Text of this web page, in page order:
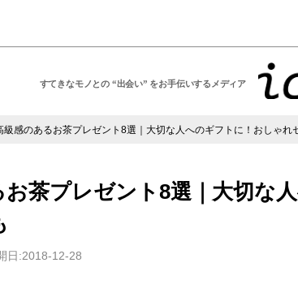
すてきなモノとの “出会い” をお手伝いするメディア
級感のあるお茶プレゼント8選｜大切な人へのギフトに！おしゃれ
茶プレゼント8選｜大切な
日:2018-12-28